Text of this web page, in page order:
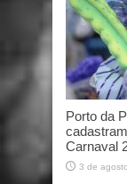
Porto da
Carnaval
3 de